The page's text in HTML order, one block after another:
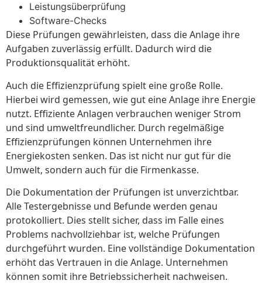
Leistungsüberprüfung
Software-Checks
Diese Prüfungen gewährleisten, dass die Anlage ihre
Aufgaben zuverlässig erfüllt. Dadurch wird die
Produktionsqualität erhöht.
Auch die Effizienzprüfung spielt eine große Rolle.
Hierbei wird gemessen, wie gut eine Anlage ihre Energie
nutzt. Effiziente Anlagen verbrauchen weniger Strom
und sind umweltfreundlicher. Durch regelmäßige
Effizienzprüfungen können Unternehmen ihre
Energiekosten senken. Das ist nicht nur gut für die
Umwelt, sondern auch für die Firmenkasse.
Die Dokumentation der Prüfungen ist unverzichtbar.
Alle Testergebnisse und Befunde werden genau
protokolliert. Dies stellt sicher, dass im Falle eines
Problems nachvollziehbar ist, welche Prüfungen
durchgeführt wurden. Eine vollständige Dokumentation
erhöht das Vertrauen in die Anlage. Unternehmen
können somit ihre Betriebssicherheit nachweisen.